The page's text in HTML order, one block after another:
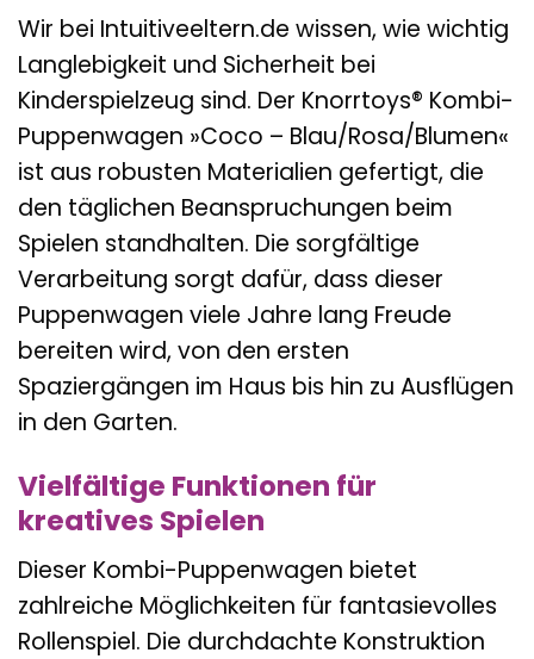
Wir bei Intuitiveeltern.de wissen, wie wichtig
Langlebigkeit und Sicherheit bei
Kinderspielzeug sind. Der Knorrtoys® Kombi-
Puppenwagen »Coco – Blau/Rosa/Blumen«
ist aus robusten Materialien gefertigt, die
den täglichen Beanspruchungen beim
Spielen standhalten. Die sorgfältige
Verarbeitung sorgt dafür, dass dieser
Puppenwagen viele Jahre lang Freude
bereiten wird, von den ersten
Spaziergängen im Haus bis hin zu Ausflügen
in den Garten.
Vielfältige Funktionen für
kreatives Spielen
Dieser Kombi-Puppenwagen bietet
zahlreiche Möglichkeiten für fantasievolles
Rollenspiel. Die durchdachte Konstruktion